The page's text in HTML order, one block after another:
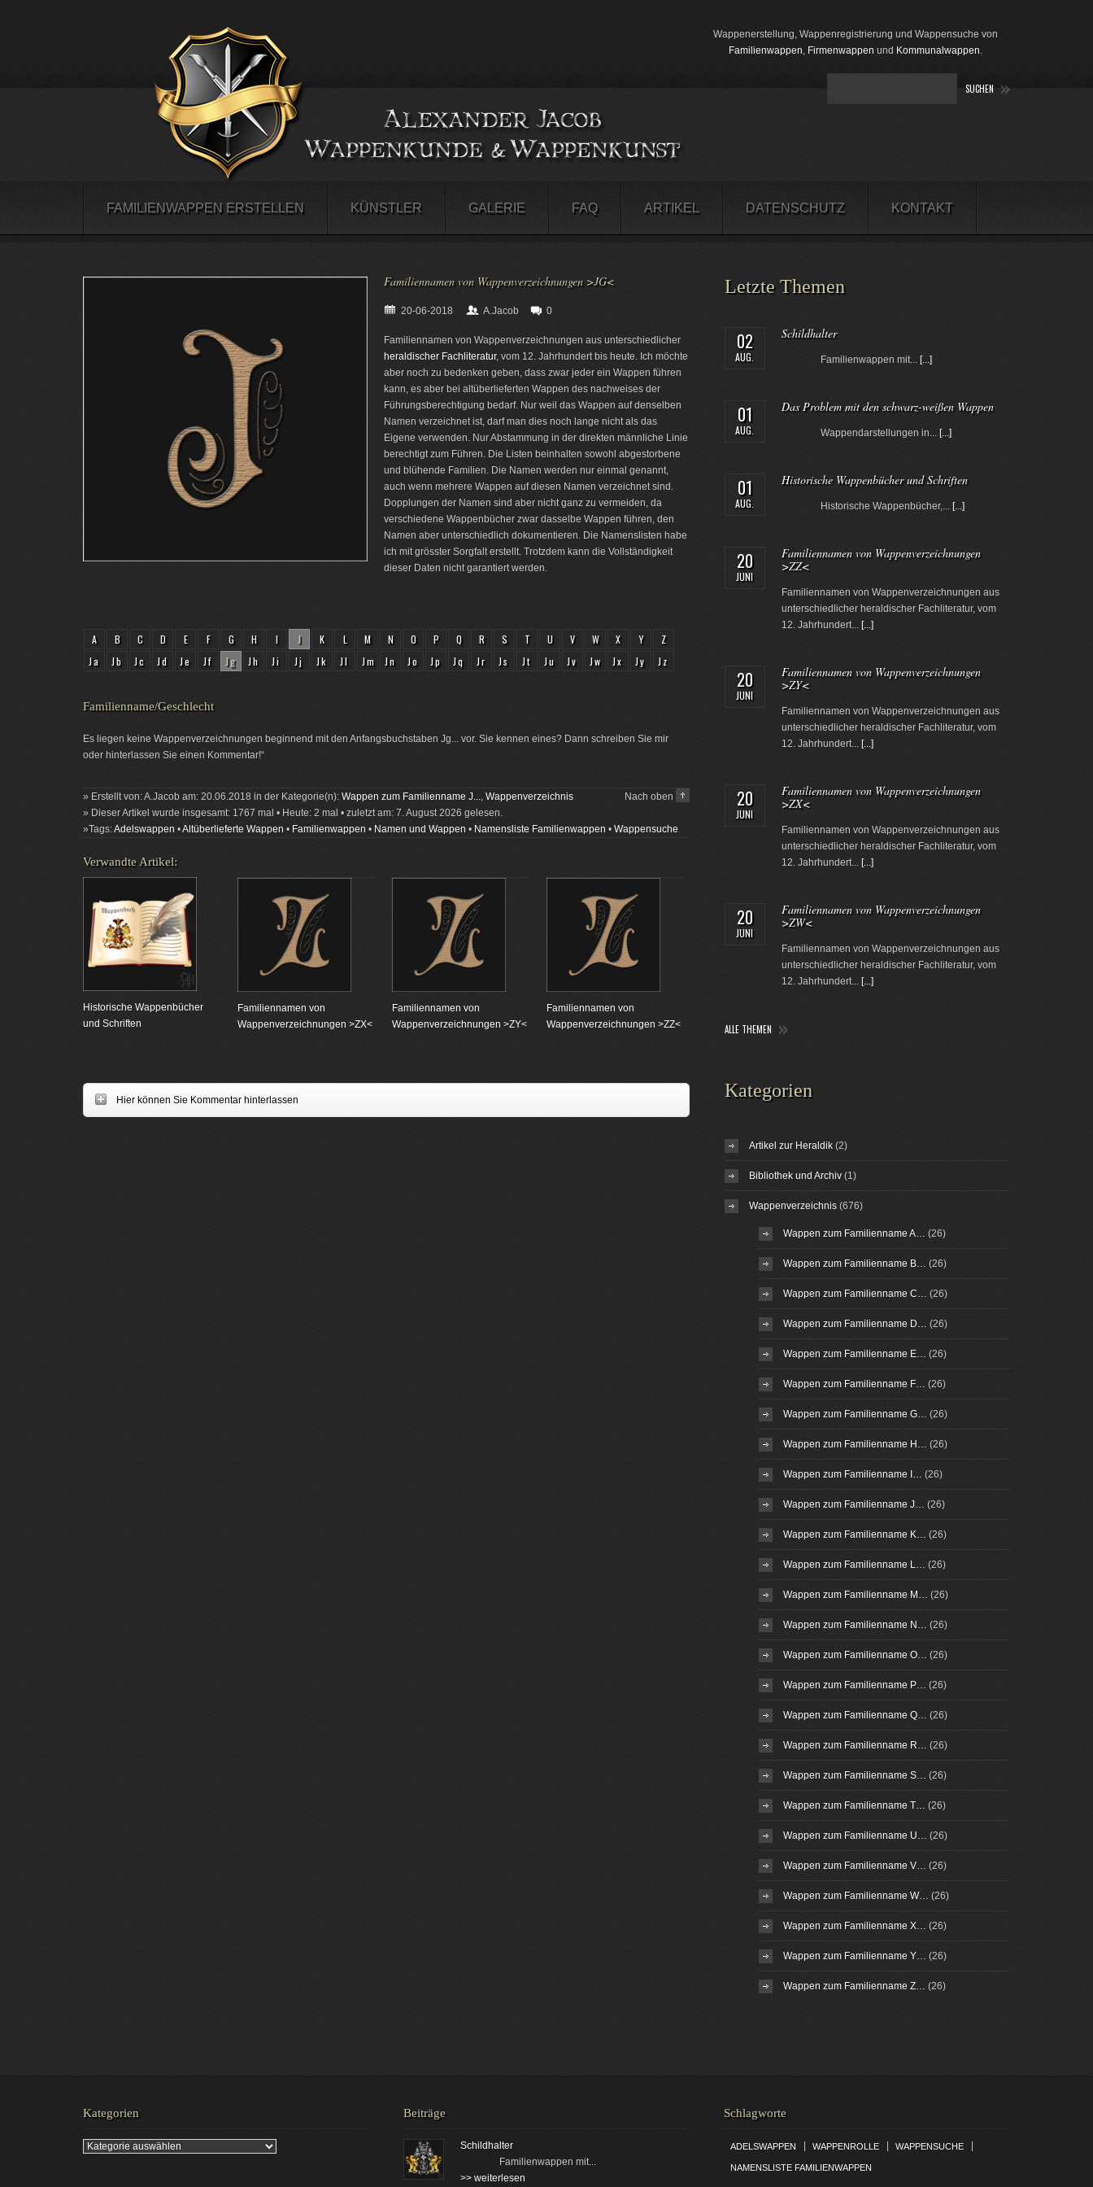
Wappenerstellung, Wappenregistrierung und Wappensuche von
Familienwappen, Firmenwappen und Kommunalwappen.
FAMILIENWAPPEN ERSTELLEN KÜNSTLER GALERIE FAQ ARTIKEL DATENSCHUTZ KONTAKT
Familiennamen von Wappenverzeichnungen >JG<
20-06-2018 A.Jacob 0
Familiennamen von Wappenverzeichnungen aus unterschiedlicher
heraldischer Fachliteratur, vom 12. Jahrhundert bis heute. Ich möchte
aber noch zu bedenken geben, dass zwar jeder ein Wappen führen
kann, es aber bei altüberlieferten Wappen des nachweises der
Führungsberechtigung bedarf. Nur weil das Wappen auf denselben
Namen verzeichnet ist, darf man dies noch lange nicht als das
Eigene verwenden. Nur Abstammung in der direkten männliche Linie
berechtigt zum Führen. Die Listen beinhalten sowohl abgestorbene
und blühende Familien. Die Namen werden nur einmal genannt,
auch wenn mehrere Wappen auf diesen Namen verzeichnet sind.
Dopplungen der Namen sind aber nicht ganz zu vermeiden, da
verschiedene Wappenbücher zwar dasselbe Wappen führen, den
Namen aber unterschiedlich dokumentieren. Die Namenslisten habe
ich mit grösster Sorgfalt erstellt. Trotzdem kann die Vollständigkeit
dieser Daten nicht garantiert werden.
A B C D E F G H I J K L M N O P Q R S T U V W X Y
Z
Ja
Jb Jc Jd Je Jf Jg Jh Ji Jj Jk Jl Jm Jn Jo Jp Jq Jr Js Jt Ju Jv Jw Jx Jy Jz
Familienname/Geschlecht
Es liegen keine Wappenverzeichnungen beginnend mit den Anfangsbuchstaben Jg... vor. Sie kennen eines? Dann schreiben Sie mir
oder hinterlassen Sie einen Kommentar!“
Nach oben
» Erstellt von: A.Jacob am: 20.06.2018 in der Kategorie(n): Wappen zum Familienname J..., Wappenverzeichnis
» Dieser Artikel wurde insgesamt: 1767 mal • Heute: 2 mal • zuletzt am: 7. August 2026 gelesen.
»Tags:Adelswappen •Altüberlieferte Wappen • Familienwappen • Namen und Wappen • Namensliste Familienwappen • Wappensuche
Verwandte Artikel:
Historische Wappenbücher
und Schriften
Familiennamen von
Wappenverzeichnungen >ZX<
Familiennamen von
Wappenverzeichnungen >ZY<
Familiennamen von
Wappenverzeichnungen >ZZ<
Hier können Sie Kommentar hinterlassen
Letzte Themen
02
AUG.
Schildhalter
Familienwappen mit... [...]
01
AUG.
Das Problem mit den schwarz-weißen Wappen
Wappendarstellungen in... [...]
01
AUG.
Historische Wappenbücher und Schriften
Historische Wappenbücher,... [...]
20
JUNI
Familiennamen von Wappenverzeichnungen
>ZZ<
Familiennamen von Wappenverzeichnungen aus
unterschiedlicher heraldischer Fachliteratur, vom
12. Jahrhundert... [...]
20
JUNI
Familiennamen von Wappenverzeichnungen
>ZY<
Familiennamen von Wappenverzeichnungen aus
unterschiedlicher heraldischer Fachliteratur, vom
12. Jahrhundert... [...]
20
JUNI
Familiennamen von Wappenverzeichnungen
>ZX<
Familiennamen von Wappenverzeichnungen aus
unterschiedlicher heraldischer Fachliteratur, vom
12. Jahrhundert... [...]
20
JUNI
Familiennamen von Wappenverzeichnungen
>ZW<
Familiennamen von Wappenverzeichnungen aus
unterschiedlicher heraldischer Fachliteratur, vom
12. Jahrhundert... [...]
ALLE THEMEN
Kategorien
Artikel zur Heraldik(2)
Bibliothek und Archiv(1)
Wappenverzeichnis(676)
Wappen zum Familienname A… (26)
Wappen zum Familienname B… (26)
Wappen zum Familienname C… (26)
Wappen zum Familienname D… (26)
Wappen zum Familienname E… (26)
Wappen zum Familienname F… (26)
Wappen zum Familienname G… (26)
Wappen zum Familienname H… (26)
Wappen zum Familienname I… (26)
Wappen zum Familienname J… (26)
Wappen zum Familienname K… (26)
Wappen zum Familienname L… (26)
Wappen zum Familienname M… (26)
Wappen zum Familienname N… (26)
Wappen zum Familienname O… (26)
Wappen zum Familienname P… (26)
Wappen zum Familienname Q… (26)
Wappen zum Familienname R… (26)
Wappen zum Familienname S… (26)
Wappen zum Familienname T… (26)
Wappen zum Familienname U… (26)
Wappen zum Familienname V… (26)
Wappen zum Familienname W… (26)
Wappen zum Familienname X… (26)
Wappen zum Familienname Y… (26)
Wappen zum Familienname Z… (26)
Kategorien
Kategorien
Beiträge
Schildhalter
Familienwappen mit...
>> weiterlesen
Schlagworte
ADELSWAPPEN WAPPENROLLE WAPPENSUCHE
NAMENSLISTE FAMILIENWAPPEN